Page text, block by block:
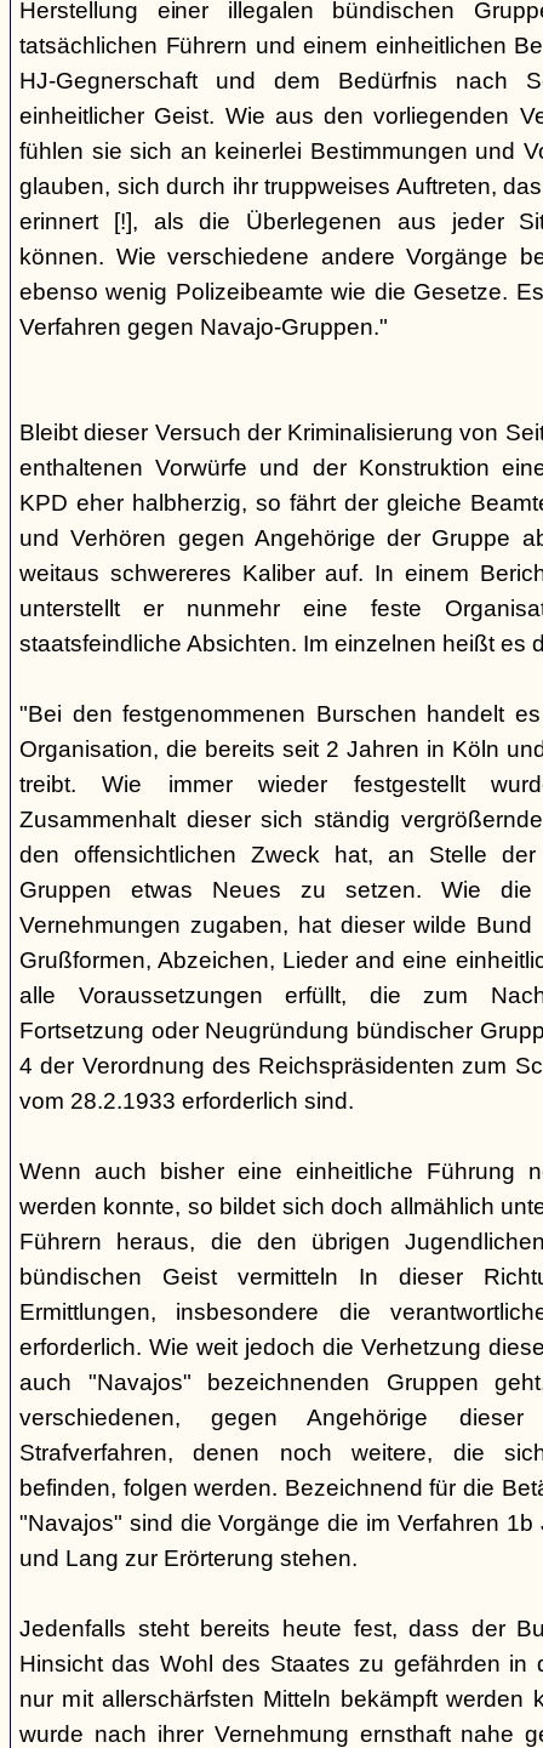
Herstellung einer illegalen bündischen
tatsächlichen Führern und einem einheitlichen
HJ-Gegnerschaft und dem Bedürfnis nach
einheitlicher Geist. Wie aus den vorliegenden
fühlen sie sich an keinerlei Bestimmungen und
glauben, sich durch ihr truppweises Auftreten,
erinnert [!], als die Überlegenen aus jeder
können. Wie verschiedene andere Vorgänge
ebenso wenig Polizeibeamte wie die Gesetze.
Verfahren gegen Navajo-Gruppen."
Bleibt dieser Versuch der Kriminalisierung von
enthaltenen Vorwürfe und der Konstruktion
KPD eher halbherzig, so fährt der gleiche
und Verhören gegen Angehörige der Gruppe
weitaus schwereres Kaliber auf. In einem
unterstellt er nunmehr eine feste
staatsfeindliche Absichten. Im einzelnen heißt es
"Bei den festgenommenen Burschen handelt
Organisation, die bereits seit 2 Jahren in Köln
treibt. Wie immer wieder festgestellt
Zusammenhalt dieser sich ständig
den offensichtlichen Zweck hat, an Stelle der
Gruppen etwas Neues zu setzen. Wie die
Vernehmungen zugaben, hat dieser wilde
Grußformen, Abzeichen, Lieder and eine
alle Voraussetzungen erfüllt, die zum
Fortsetzung oder Neugründung bündischer
4 der Verordnung des Reichspräsidenten zum
vom 28.2.1933 erforderlich sind.
Wenn auch bisher eine einheitliche Führung
werden konnte, so bildet sich doch allmählich
Führern heraus, die den übrigen
bündischen Geist vermitteln In dieser
Ermittlungen, insbesondere die
erforderlich. Wie weit jedoch die Verhetzung
auch "Navajos" bezeichnenden Gruppen
verschiedenen, gegen Angehörige dieser
Strafverfahren, denen noch weitere, die
befinden, folgen werden. Bezeichnend für die
"Navajos" sind die Vorgänge die im Verfahren
und Lang zur Erörterung stehen.
Jedenfalls steht bereits heute fest, dass der
Hinsicht das Wohl des Staates zu gefährden in
nur mit allerschärfsten Mitteln bekämpft werden
wurde nach ihrer Vernehmung ernsthaft nahe